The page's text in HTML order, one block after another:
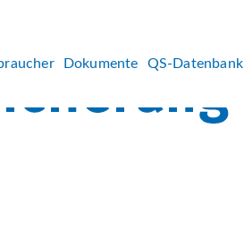
Dokumente QS-Datenbank